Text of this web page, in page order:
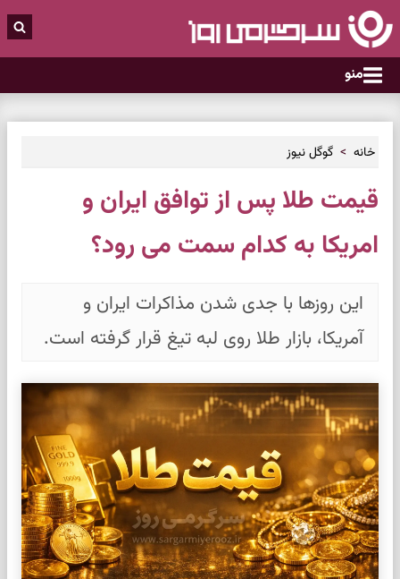
منو
خانه گوگل نیوز
قیمت طلا پس از توافق ایران و
امریکا به کدام سمت می رود؟
این روزها با جدی شدن مذاکرات ایران و
آمریکا، بازار طلا روی لبه تیغ قرار گرفته است.